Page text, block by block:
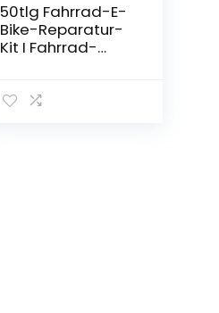
50tlg Fahrrad-E-
Bike-Reparatur-
Kit I Fahrrad-
Multifunktions-